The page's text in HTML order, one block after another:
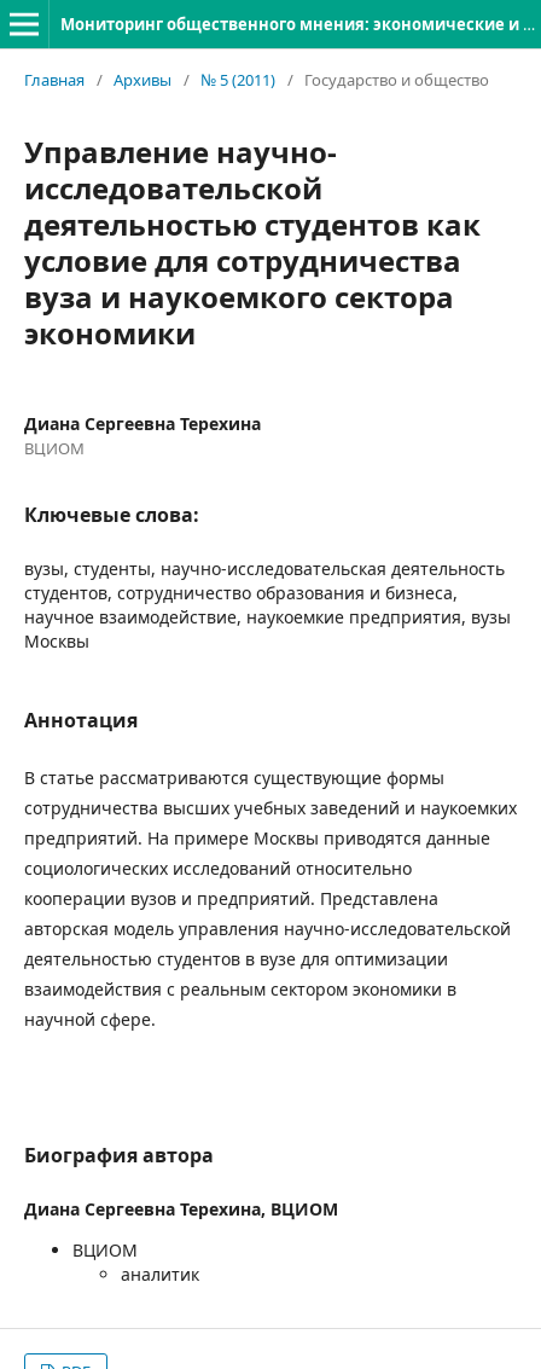
Мониторинг общественного мнения: экономические и социальные перемены
Главная / Архивы / № 5 (2011) / Государство и общество
Управление научно-
исследовательской
деятельностью студентов как
условие для сотрудничества
вуза и наукоемкого сектора
экономики
Диана Сергеевна Терехина
ВЦИОМ
Ключевые слова:
вузы, студенты, научно-исследовательская деятельность
студентов, сотрудничество образования и бизнеса,
научное взаимодействие, наукоемкие предприятия, вузы
Москвы
Аннотация
В статье рассматриваются существующие формы
сотрудничества высших учебных заведений и наукоемких
предприятий. На примере Москвы приводятся данные
социологических исследований относительно
кооперации вузов и предприятий. Представлена
авторская модель управления научно-исследовательской
деятельностью студентов в вузе для оптимизации
взаимодействия с реальным сектором экономики в
научной сфере.
Биография автора
Диана Сергеевна Терехина, ВЦИОМ
ВЦИОМ
аналитик